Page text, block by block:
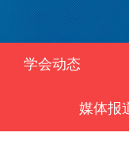
学会动态
媒体报